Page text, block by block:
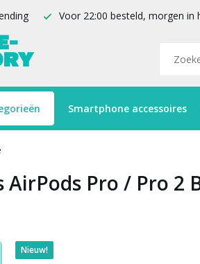
Voor 22:00 besteld, morgen in
Smartphone accessoires
AirPods Pro / Pro 2
Nieuw!